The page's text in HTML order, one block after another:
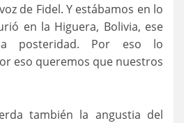
de Fidel. Y estábamos en lo
en la Higuera, Bolivia, ese
posteridad. Por eso lo
eso queremos que nuestros
también la angustia del